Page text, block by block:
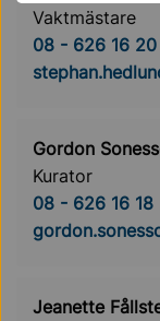
Vaktmästare
08 - 626 16 20
Gordon
Kurator
08 - 626 16 18
Jeanette